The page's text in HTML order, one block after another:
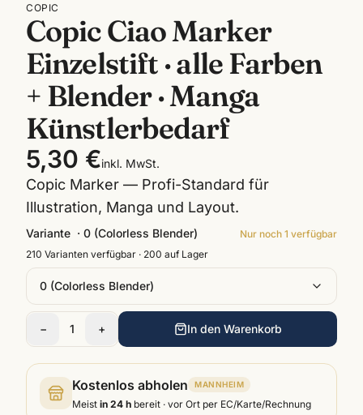
COPIC
Copic Ciao Marker
Einzelstift · alle Farben
+ Blender · Manga
Künstlerbedarf
5,30 €inkl. MwSt.
Copic Marker — Profi-Standard für
Illustration, Manga und Layout.
Variante · 0 (Colorless Blender) Nur noch 1 verfügbar
210 Varianten verfügbar · 200 auf Lager
0 (Colorless Blender)
− 1 + In den Warenkorb
Kostenlos abholen MANNHEIM
Meist in 24 h bereit · vor Ort per EC/Karte/Rechnung